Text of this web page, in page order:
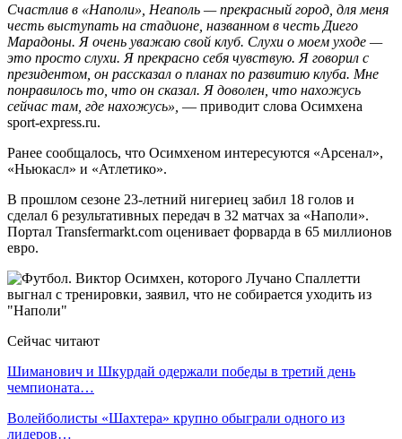
Счастлив в «Наполи», Неаполь — прекрасный город, для меня
честь выступать на стадионе, названном в честь Диего
Марадоны. Я очень уважаю свой клуб. Слухи о моем уходе —
это просто слухи. Я прекрасно себя чувствую. Я говорил с
президентом, он рассказал о планах по развитию клуба. Мне
понравилось то, что он сказал. Я доволен, что нахожусь
сейчас там, где нахожусь», — приводит слова Осимхена
sport-express.ru.
Ранее сообщалось, что Осимхеном интересуются «Арсенал»,
«Ньюкасл» и «Атлетико».
В прошлом сезоне 23-летний нигериец забил 18 голов и
сделал 6 результативных передач в 32 матчах за «Наполи».
Портал Transfermarkt.com оценивает форварда в 65 миллионов
евро.
Сейчас читают
Шиманович и Шкурдай одержали победы в третий день
чемпионата…
Волейболисты «Шахтера» крупно обыграли одного из
лидеров…